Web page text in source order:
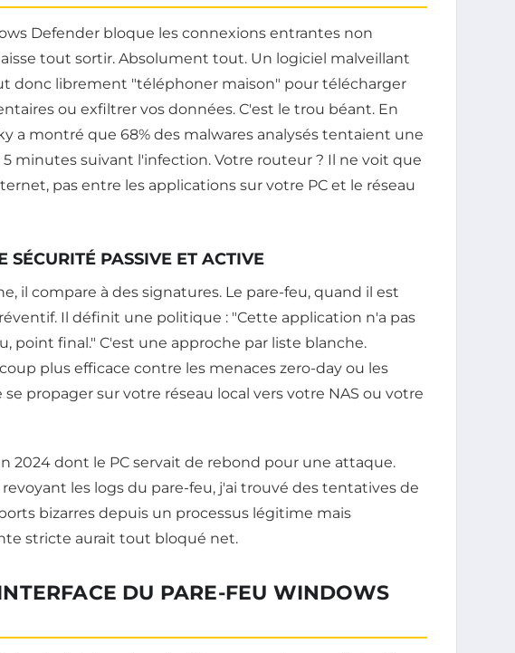
Defender bloque les connexions entrantes non
tout sortir. Absolument tout. Un logiciel malveillant
donc librement "téléphoner maison" pour télécharger
ou exfiltrer vos données. C'est le trou béant. En
a montré que 68% des malwares analysés tentaient une
minutes suivant l'infection. Votre routeur ? Il ne voit que
pas entre les applications sur votre PC et le réseau
SÉCURITÉ PASSIVE ET ACTIVE
il compare à des signatures. Le pare-feu, quand il est
Il définit une politique : "Cette application n'a pas
point final." C'est une approche par liste blanche.
plus efficace contre les menaces zero-day ou les
propager sur votre réseau local vers votre NAS ou votre
2024 dont le PC servait de rebond pour une attaque.
les logs du pare-feu, j'ai trouvé des tentatives de
bizarres depuis un processus légitime mais
stricte aurait tout bloqué net.
DU PARE-FEU WINDOWS